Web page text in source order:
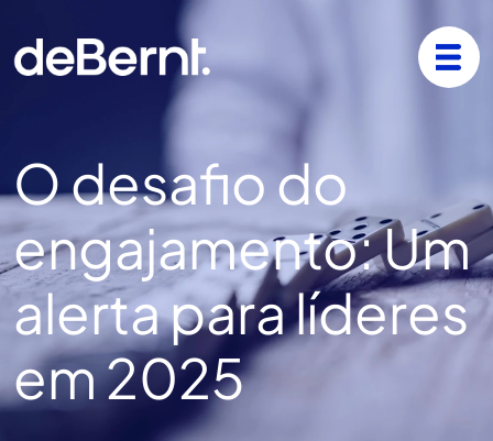
O desafio do
engajamento: Um
alerta para líderes
em 2025